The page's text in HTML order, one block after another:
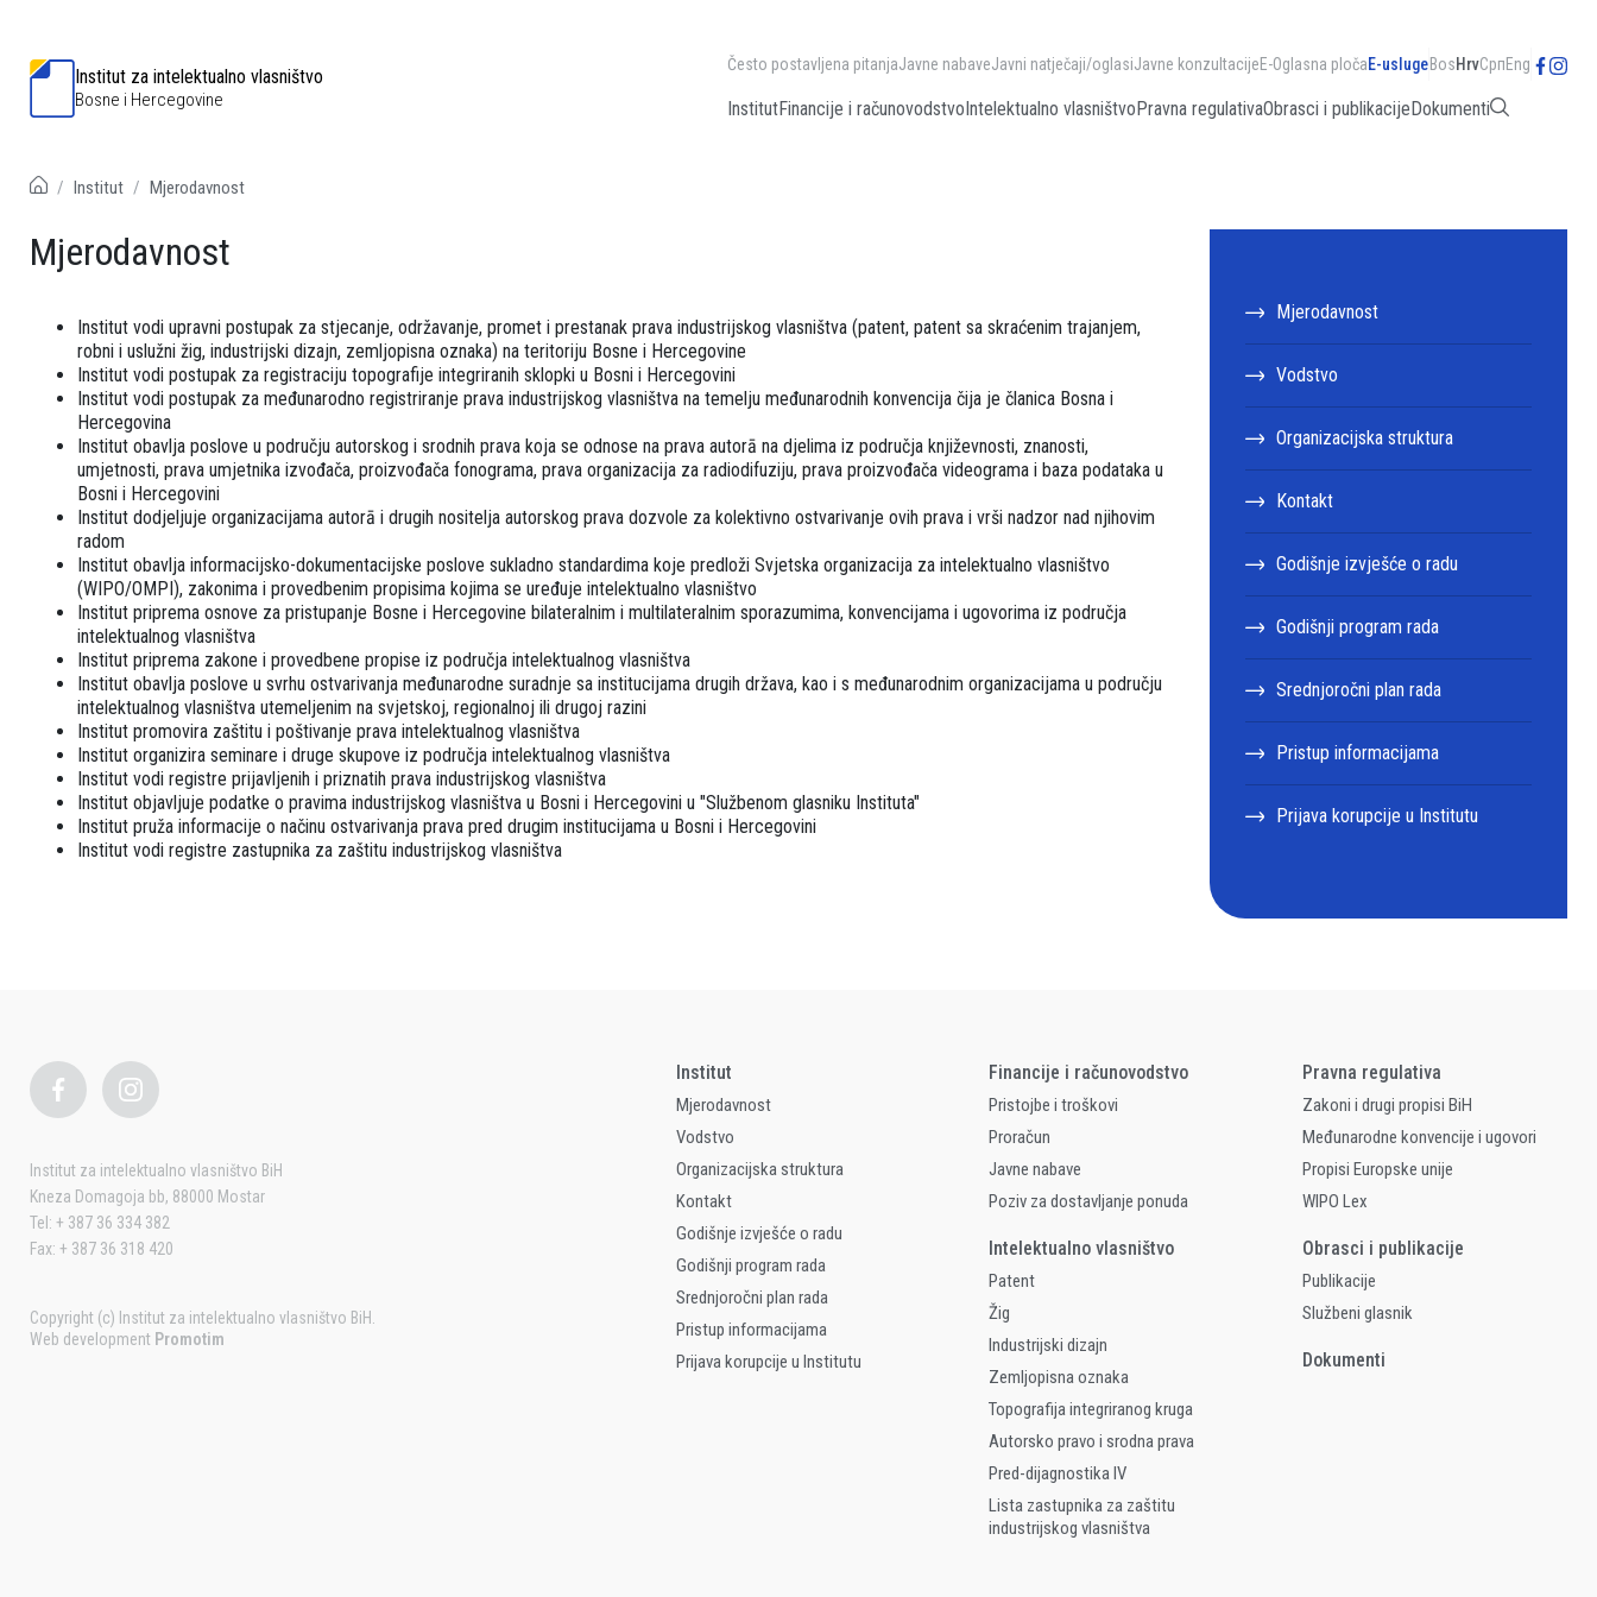
Institut za intelektualno vlasništvo
Bosne i Hercegovine
Često postavljena pitanjaJavne nabaveJavni natječaji/oglasiJavne konzultacijeE-Oglasna pločaE-uslugeBosHrvСрпEng
InstitutFinancije i računovodstvoIntelektualno vlasništvoPravna regulativaObrasci i publikacijeDokumenti
Institut Mjerodavnost
Mjerodavnost
Institut vodi upravni postupak za stjecanje, održavanje, promet i prestanak prava industrijskog vlasništva (patent, patent sa skraćenim trajanjem,
robni i uslužni žig, industrijski dizajn, zemljopisna oznaka) na teritoriju Bosne i Hercegovine
Institut vodi postupak za registraciju topografije integriranih sklopki u Bosni i Hercegovini
Institut vodi postupak za međunarodno registriranje prava industrijskog vlasništva na temelju međunarodnih konvencija čija je članica Bosna i
Hercegovina
Institut obavlja poslove u području autorskog i srodnih prava koja se odnose na prava autorā na djelima iz područja književnosti, znanosti,
umjetnosti, prava umjetnika izvođača, proizvođača fonograma, prava organizacija za radiodifuziju, prava proizvođača videograma i baza podataka u
Bosni i Hercegovini
Institut dodjeljuje organizacijama autorā i drugih nositelja autorskog prava dozvole za kolektivno ostvarivanje ovih prava i vrši nadzor nad njihovim
radom
Institut obavlja informacijsko-dokumentacijske poslove sukladno standardima koje predloži Svjetska organizacija za intelektualno vlasništvo
(WIPO/OMPI), zakonima i provedbenim propisima kojima se uređuje intelektualno vlasništvo
Institut priprema osnove za pristupanje Bosne i Hercegovine bilateralnim i multilateralnim sporazumima, konvencijama i ugovorima iz područja
intelektualnog vlasništva
Institut priprema zakone i provedbene propise iz područja intelektualnog vlasništva
Institut obavlja poslove u svrhu ostvarivanja međunarodne suradnje sa institucijama drugih država, kao i s međunarodnim organizacijama u području
intelektualnog vlasništva utemeljenim na svjetskoj, regionalnoj ili drugoj razini
Institut promovira zaštitu i poštivanje prava intelektualnog vlasništva
Institut organizira seminare i druge skupove iz područja intelektualnog vlasništva
Institut vodi registre prijavljenih i priznatih prava industrijskog vlasništva
Institut objavljuje podatke o pravima industrijskog vlasništva u Bosni i Hercegovini u "Službenom glasniku Instituta"
Institut pruža informacije o načinu ostvarivanja prava pred drugim institucijama u Bosni i Hercegovini
Institut vodi registre zastupnika za zaštitu industrijskog vlasništva
Mjerodavnost
Vodstvo
Organizacijska struktura
Kontakt
Godišnje izvješće o radu
Godišnji program rada
Srednjoročni plan rada
Pristup informacijama
Prijava korupcije u Institutu
Institut za intelektualno vlasništvo BiH
Kneza Domagoja bb, 88000 Mostar
Tel: + 387 36 334 382
Fax: + 387 36 318 420
Copyright (c) Institut za intelektualno vlasništvo BiH.
Web development Promotim
Institut
Mjerodavnost
Vodstvo
Organizacijska struktura
Kontakt
Godišnje izvješće o radu
Godišnji program rada
Srednjoročni plan rada
Pristup informacijama
Prijava korupcije u Institutu
Financije i računovodstvo
Pristojbe i troškovi
Proračun
Javne nabave
Poziv za dostavljanje ponuda
Intelektualno vlasništvo
Patent
Žig
Industrijski dizajn
Zemljopisna oznaka
Topografija integriranog kruga
Autorsko pravo i srodna prava
Pred-dijagnostika IV
Lista zastupnika za zaštitu
industrijskog vlasništva
Pravna regulativa
Zakoni i drugi propisi BiH
Međunarodne konvencije i ugovori
Propisi Europske unije
WIPO Lex
Obrasci i publikacije
Publikacije
Službeni glasnik
Dokumenti